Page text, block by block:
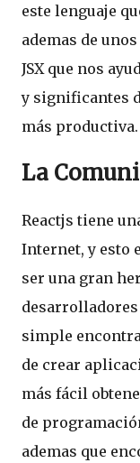
este lenguaje
ademas de
JSX que nos
y significantes
más productiva.
La
Reactjs tiene
Internet, y esto
ser una gran
desarrolladores
simple
de crear
más fácil
de
ademas que